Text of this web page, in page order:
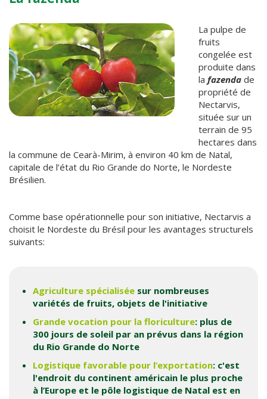
La pulpe de
fruits
congelée est
produite dans
la fazenda de
propriété de
Nectarvis,
située sur un
terrain de 95
hectares dans
la commune de Cearà-Mirim, à environ 40 km de Natal,
capitale de l’état du Rio Grande do Norte, le Nordeste
Brésilien.
Comme base opérationnelle pour son initiative, Nectarvis a
choisit le Nordeste du Brésil pour les avantages structurels
suivants:
Agriculture spécialisée sur nombreuses
variétés de fruits, objets de l'initiative
Grande vocation pour la floriculture: plus de
300 jours de soleil par an prévus dans la région
du Rio Grande do Norte
Logistique favorable pour l’exportation: c'est
l'endroit du continent américain le plus proche
à l’Europe et le pôle logistique de Natal est en